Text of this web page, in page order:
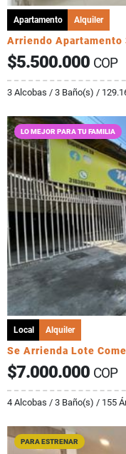
Apartamento Alquiler
Arriendo Apartamento
$5.500.000 COP
3 Alcobas / 3 Baño(s) /
LO MEJOR PARA TU FAMILIA
Local Alquiler
Se Arrienda Lote
$7.000.000 COP
4 Alcobas / 3 Baño(s) / 155
PARA ESTRENAR